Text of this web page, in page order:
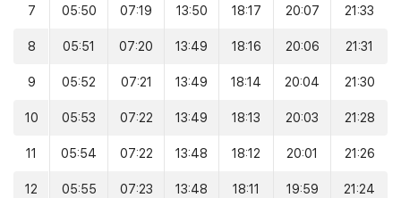
7 05:50 07:19 13:50 18:17 20:07 21:33
8 05:51 07:20 13:49 18:16 20:06 21:31
9 05:52 07:21 13:49 18:14 20:04 21:30
10 05:53 07:22 13:49 18:13 20:03 21:28
11 05:54 07:22 13:48 18:12 20:01 21:26
12 05:55 07:23 13:48 18:11 19:59 21:24